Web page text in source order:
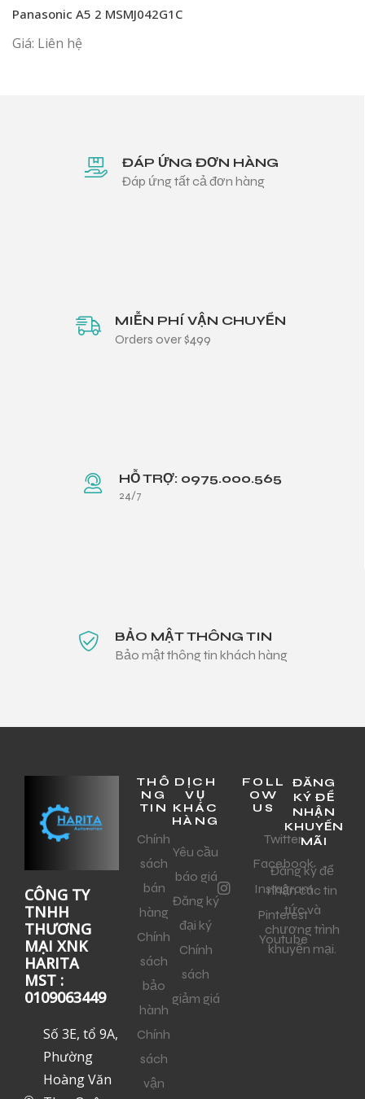
Panasonic A5 2 MSMJ042G1C
Giá: Liên hệ
ĐÁP ỨNG ĐƠN HÀNG
Đáp ứng tất cả đơn hàng
MIỄN PHÍ VẬN CHUYỂN
Orders over $499
HỖ TRỢ: 0975.000.565
24/7
BẢO MẬT THÔNG TIN
Bảo mật thông tin khách hàng
CÔNG TY
TNHH
THƯƠNG
MẠI XNK
HARITA
MST :
0109063449
Số 3E, tổ 9A,
Phường
Hoàng Văn
THÔ
NG
TIN
Chính
sách
bán
hàng
Chính
sách
bảo
hành
Chính
sách
vận
DỊCH
VỤ
KHÁC
HÀNG
Yêu cầu
báo giá
Đăng ký
đại ký
Chính
sách
giảm giá
FOLL
OW
US
Twitter
Facebook
Instagram
Pinterest
Youtube
ĐĂNG
KÝ ĐỂ
NHẬN
KHUYẾN
MÃI
Đăng ký để
nhận các tin
tức và
chương trình
khuyến mại.